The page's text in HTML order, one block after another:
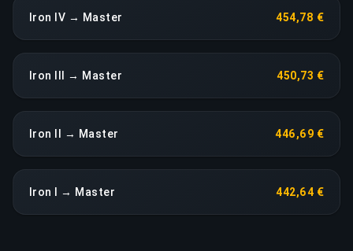
Iron IV → Master 454,78 €
Iron III → Master 450,73 €
Iron II → Master 446,69 €
Iron I → Master 442,64 €